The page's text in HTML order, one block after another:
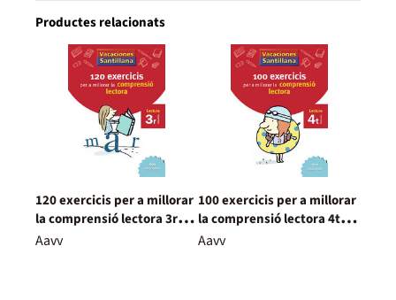
Productes relacionats
120 exercicis per a millorar
la comprensió lectora 3r
Primària
Aavv
100 exercicis per a millorar
la comprensió lectora 4t
Primària
Aavv